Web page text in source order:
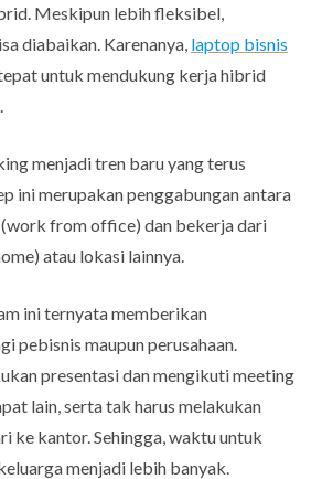
Meskipun lebih fleksibel,
diabaikan. Karenanya, laptop bisnis
untuk mendukung kerja hibrid
menjadi tren baru yang terus
ini merupakan penggabungan antara
from office) dan bekerja dari
atau lokasi lainnya.
ini ternyata memberikan
pebisnis maupun perusahaan.
presentasi dan mengikuti meeting
lain, serta tak harus melakukan
ke kantor. Sehingga, waktu untuk
menjadi lebih banyak.